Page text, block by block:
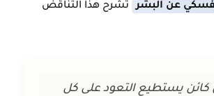
عن البشر
تشرح هذا التناقض
كائن يستطيع التعود على كل